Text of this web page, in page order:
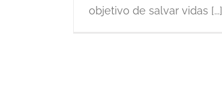
objetivo de salvar vidas [...]